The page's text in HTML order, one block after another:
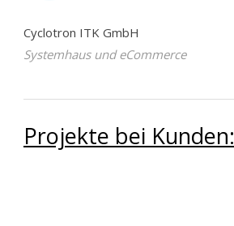
Cyclotron ITK GmbH
Systemhaus und eCommerce
Projekte bei Kunden: